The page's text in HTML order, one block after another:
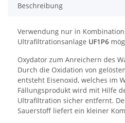
Beschreibung
Verwendung nur in
Ultrafiltrationsanlage UF1P6
Oxydator zum Anreichern des
Durch die Oxidation von
entsteht Eisenoxid, welches im
Fällungsprodukt wird mit Hilfe
Ultrafiltration sicher entfernt.
Sauerstoff liefert ein kleiner